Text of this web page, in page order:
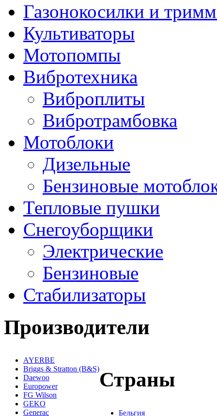
Газонокосилки и
Культиваторы
Мотопомпы
Вибротехника
Виброплиты
Вибротрамбовка
Мотоблоки
Дизельные
Бензиновые
Тепловые пушки
Снегоуборщики
Электрические
Бензиновые
Стабилизаторы
Производители
AYERBE
Briggs & Stratton (B&S)
Daewoo
Europower
FG Wilson
GEKO
Generac
Страны
Бельгия